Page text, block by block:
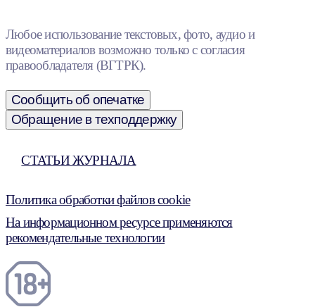
Любое использование текстовых, фото, аудио и
видеоматериалов возможно только с согласия
правообладателя (ВГТРК).
Сообщить об опечатке
Обращение в техподдержку
СТАТЬИ ЖУРНАЛА
Политика обработки файлов cookie
На информационном ресурсе применяются
рекомендательные технологии